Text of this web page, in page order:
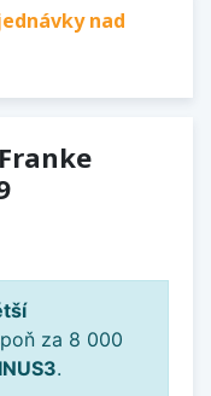
nad
za 8 000
.